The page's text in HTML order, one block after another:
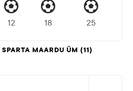
12 18 25
MAARDU ÜM (11)